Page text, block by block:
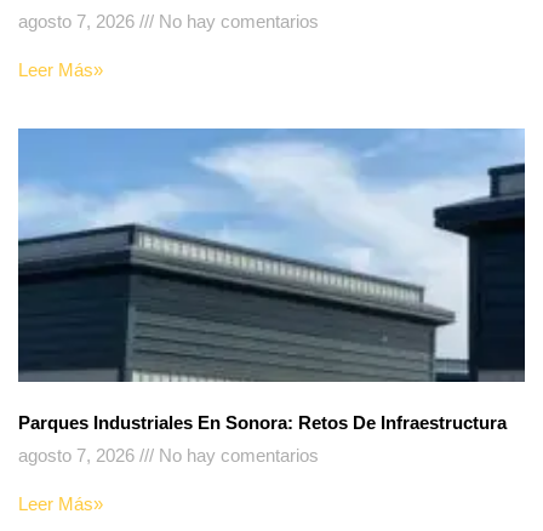
agosto 7, 2026
No hay comentarios
Leer Más»
Parques Industriales En Sonora: Retos De Infraestructura
agosto 7, 2026
No hay comentarios
Leer Más»